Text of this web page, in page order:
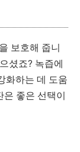
보호해 줍니
셨죠? 녹즙에
화하는 데 도움
은 좋은 선택이